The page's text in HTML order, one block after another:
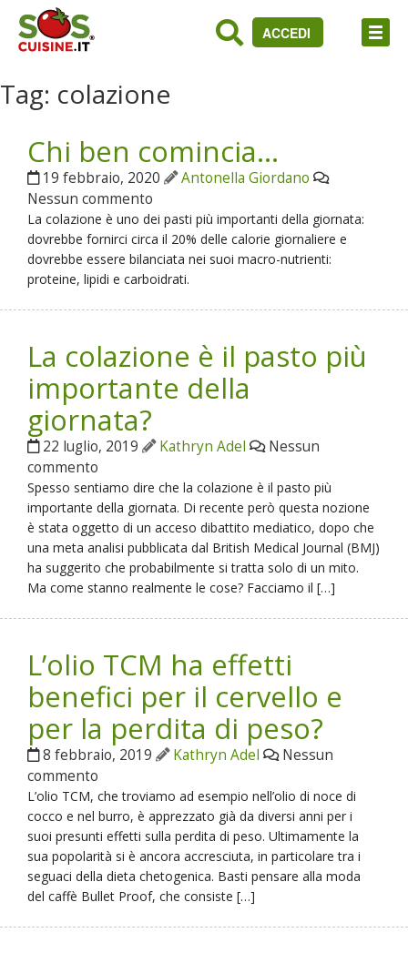
ACCEDI
Tag: colazione
Chi ben comincia…
19 febbraio, 2020
Antonella Giordano
Nessun commento
La colazione è uno dei pasti più importanti della giornata:
dovrebbe fornirci circa il 20% delle calorie giornaliere e
dovrebbe essere bilanciata nei suoi macro-nutrienti:
proteine, lipidi e carboidrati.
La colazione è il pasto più
importante della
giornata?
22 luglio, 2019 Kathryn Adel
Nessun
commento
Spesso sentiamo dire che la colazione è il pasto più
importante della giornata. Di recente però questa nozione
è stata oggetto di un acceso dibattito mediatico, dopo che
una meta analisi pubblicata dal British Medical Journal (BMJ)
ha suggerito che probabilmente si tratta solo di un mito.
Ma come stanno realmente le cose? Facciamo il […]
L’olio TCM ha effetti
benefici per il cervello e
per la perdita di peso?
8 febbraio, 2019 Kathryn Adel
Nessun
commento
L’olio TCM, che troviamo ad esempio nell’olio di noce di
cocco e nel burro, è apprezzato già da diversi anni per i
suoi presunti effetti sulla perdita di peso. Ultimamente la
sua popolarità si è ancora accresciuta, in particolare tra i
seguaci della dieta chetogenica. Basti pensare alla moda
del caffè Bullet Proof, che consiste […]